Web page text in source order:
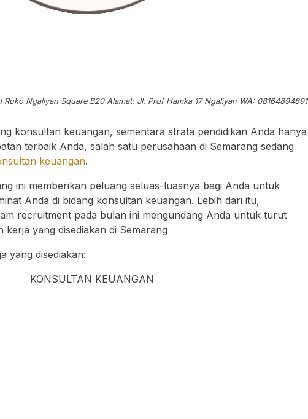
Ruko Ngaliyan Square B20 Alamat: Jl. Prof Hamka 17 Ngaliyan WA: 08164894891
konsultan keuangan, sementara strata pendidikan Anda hanya
terbaik Anda, salah satu perusahaan di Semarang sedang
keuangan.
ini memberikan peluang seluas-luasnya bagi Anda untuk
Anda di bidang konsultan keuangan. Lebih dari itu,
recruitment pada bulan ini mengundang Anda untuk turut
yang disediakan di Semarang
yang disediakan:
KONSULTAN KEUANGAN